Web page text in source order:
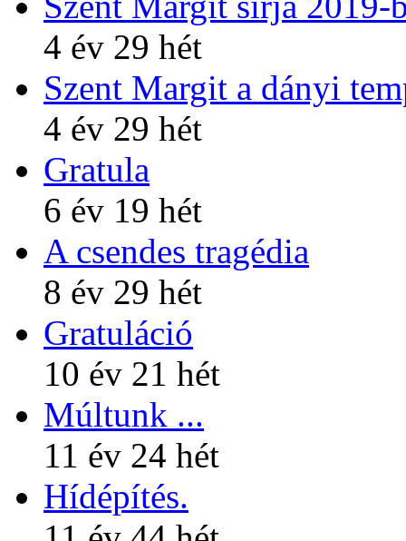
4 év 29 hét
Szent Margit a dányi
4 év 29 hét
Gratula
6 év 19 hét
A csendes tragédia
8 év 29 hét
Gratuláció
10 év 21 hét
Múltunk ...
11 év 24 hét
Hídépítés.